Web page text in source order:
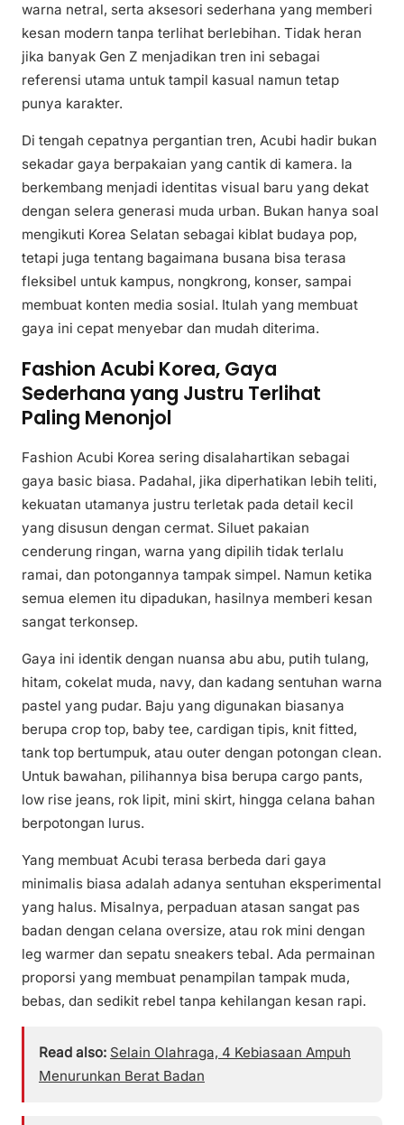
warna netral, serta aksesori sederhana yang memberi
kesan modern tanpa terlihat berlebihan. Tidak heran
jika banyak Gen Z menjadikan tren ini sebagai
referensi utama untuk tampil kasual namun tetap
punya karakter.
Di tengah cepatnya pergantian tren, Acubi hadir bukan
sekadar gaya berpakaian yang cantik di kamera. Ia
berkembang menjadi identitas visual baru yang dekat
dengan selera generasi muda urban. Bukan hanya soal
mengikuti Korea Selatan sebagai kiblat budaya pop,
tetapi juga tentang bagaimana busana bisa terasa
fleksibel untuk kampus, nongkrong, konser, sampai
membuat konten media sosial. Itulah yang membuat
gaya ini cepat menyebar dan mudah diterima.
Fashion Acubi Korea, Gaya
Sederhana yang Justru Terlihat
Paling Menonjol
Fashion Acubi Korea sering disalahartikan sebagai
gaya basic biasa. Padahal, jika diperhatikan lebih teliti,
kekuatan utamanya justru terletak pada detail kecil
yang disusun dengan cermat. Siluet pakaian
cenderung ringan, warna yang dipilih tidak terlalu
ramai, dan potongannya tampak simpel. Namun ketika
semua elemen itu dipadukan, hasilnya memberi kesan
sangat terkonsep.
Gaya ini identik dengan nuansa abu abu, putih tulang,
hitam, cokelat muda, navy, dan kadang sentuhan warna
pastel yang pudar. Baju yang digunakan biasanya
berupa crop top, baby tee, cardigan tipis, knit fitted,
tank top bertumpuk, atau outer dengan potongan clean.
Untuk bawahan, pilihannya bisa berupa cargo pants,
low rise jeans, rok lipit, mini skirt, hingga celana bahan
berpotongan lurus.
Yang membuat Acubi terasa berbeda dari gaya
minimalis biasa adalah adanya sentuhan eksperimental
yang halus. Misalnya, perpaduan atasan sangat pas
badan dengan celana oversize, atau rok mini dengan
leg warmer dan sepatu sneakers tebal. Ada permainan
proporsi yang membuat penampilan tampak muda,
bebas, dan sedikit rebel tanpa kehilangan kesan rapi.
Read also: Selain Olahraga, 4 Kebiasaan Ampuh
Menurunkan Berat Badan